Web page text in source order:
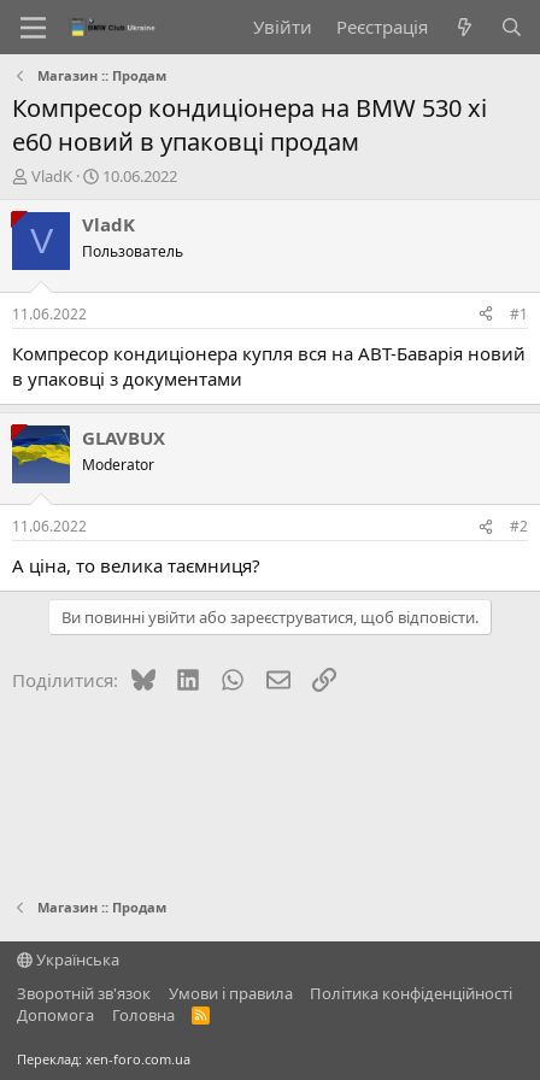
Увійти Реєстрація
Магазин :: Продам
Компресор кондиціонера на BMW 530 xi
e60 новий в упаковці продам
А
т
о
т
е
м
и
VladK
Д
т
с
о
р
е
н
я
10.06.2022
V VladK
Пользователь
11.06.2022 #1
Компресор кондиціонера купля вся на АВТ-Баварія новий
в упаковці з документами
GLAVBUX
Moderator
11.06.2022 #2
А ціна, то велика таємниця?
Ви повинні увійти або зареєструватися, щоб відповісти.
Поділитися: BlueskyLinkedInWhatsApp
E-mailПосилання
Магазин :: Продам
Українська
Зворотній зв'язок
Умови і правила
Політика конфіденційності
Дoпoмoга
Головна
R
Переклад: xen-foro.com.ua